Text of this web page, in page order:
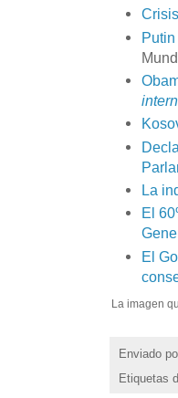
La
El
El
La imagen
Enviado
Etiquetas